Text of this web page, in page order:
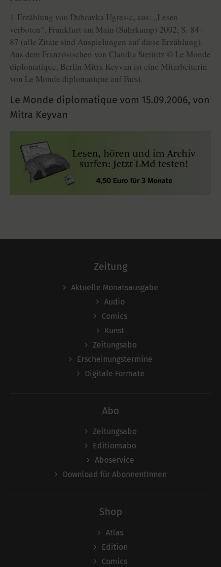
1 Erzählung von Dubravka Ugresic, aus: „Lesen
verboten“, Frankfurt am Main (Suhrkamp) 2002, S. 84–
87 (alle Zitate sind Anspielungen auf diese Erzählung).
Aus dem Französischen von Claudia Steinitz © Le Monde
diplomatique, Berlin Mitra Keyvan ist eine Mitarbeiterin
von Le Monde diplomatique auf Farsi.
Le Monde diplomatique vom 15.09.2006, von
Mitra Keyvan
Zeitung
Aktuelle Monatsausgabe
Audio
Comics
Kunst
Zeitungsabo
Erscheinungstermine
Digitale Formate
Abo
Zeitungsabo
Editionsabo
Aboservice
Download für AbonnentInnen
Shop
Atlas
Edition
Comics